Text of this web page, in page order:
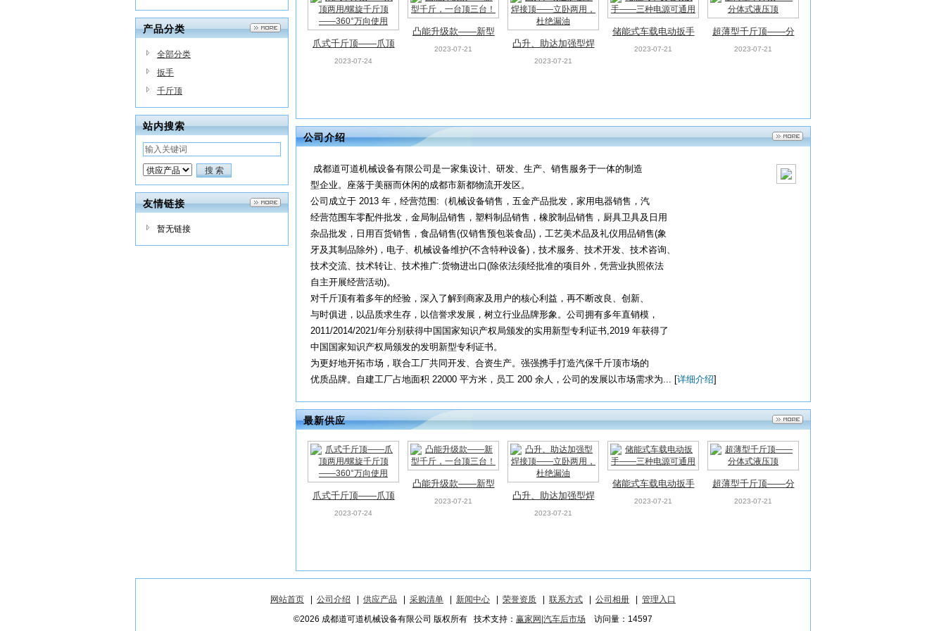
产品分类
全部分类
扳手
千斤顶
站内搜索
友情链接
暂无链接
爪式千斤顶——爪顶
两用/螺旋千斤顶
2023-07-24
凸能升级款——新型
千斤，一台顶三台！
2023-07-21
凸升、助达加强型焊
接顶——立卧两用，
2023-07-21
储能式车载电动扳手
——三种电源可通用
2023-07-21
超薄型千斤顶——分
体式液压顶
2023-07-21
公司介绍
成都道可道机械设备有限公司是一家集设计、研发、生产、销售服务于一体的制造
型企业。座落于美丽而休闲的成都市新都物流开发区。
公司成立于 2013 年，经营范围:（机械设备销售，五金产品批发，家用电器销售，汽
经营范围车零配件批发，金局制品销售，塑料制品销售，橡胶制品销售，厨具卫具及日用
杂品批发，日用百货销售，食品销售(仅销售预包装食品)，工艺美术品及礼仪用品销售(象
牙及其制品除外)，电子、机械设备维护(不含特种设备)，技术服务、技术开发、技术咨询、
技术交流、技术转让、技术推广:货物进出口(除依法须经批准的项目外，凭营业执照依法
自主开展经营活动)。
对千斤顶有着多年的经验，深入了解到商家及用户的核心利益，再不断改良、创新、
与时俱进，以品质求生存，以信誉求发展，树立行业品牌形象。公司拥有多年直销模，
2011/2014/2021/年分别获得中国国家知识产权局颁发的实用新型专利证书,2019 年获得了
中国国家知识产权局颁发的发明新型专利证书。
为更好地开拓市场，联合工厂共同开发、合资生产。强强携手打造汽保千斤顶市场的
优质品牌。自建工厂占地面积 22000 平方米，员工 200 余人，公司的发展以市场需求为... [详细介绍]
最新供应
爪式千斤顶——爪顶
两用/螺旋千斤顶
2023-07-24
凸能升级款——新型
千斤，一台顶三台！
2023-07-21
凸升、助达加强型焊
接顶——立卧两用，
2023-07-21
储能式车载电动扳手
——三种电源可通用
2023-07-21
超薄型千斤顶——分
体式液压顶
2023-07-21
网站首页 公司介绍 供应产品 采购清单 新闻中心 荣誉资质 联系方式 公司相册
管理入口
©2026 成都道可道机械设备有限公司 版权所有 技术支持： 赢家网|汽车后市场 访问量：14597